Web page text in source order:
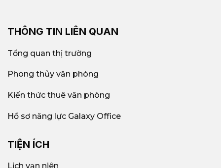
THÔNG TIN LIÊN QUAN
Tổng quan thị trường
Phong thủy văn phòng
Kiến thức thuê văn phòng
Hồ sơ năng lực Galaxy Office
TIỆN ÍCH
Lịch vạn niên